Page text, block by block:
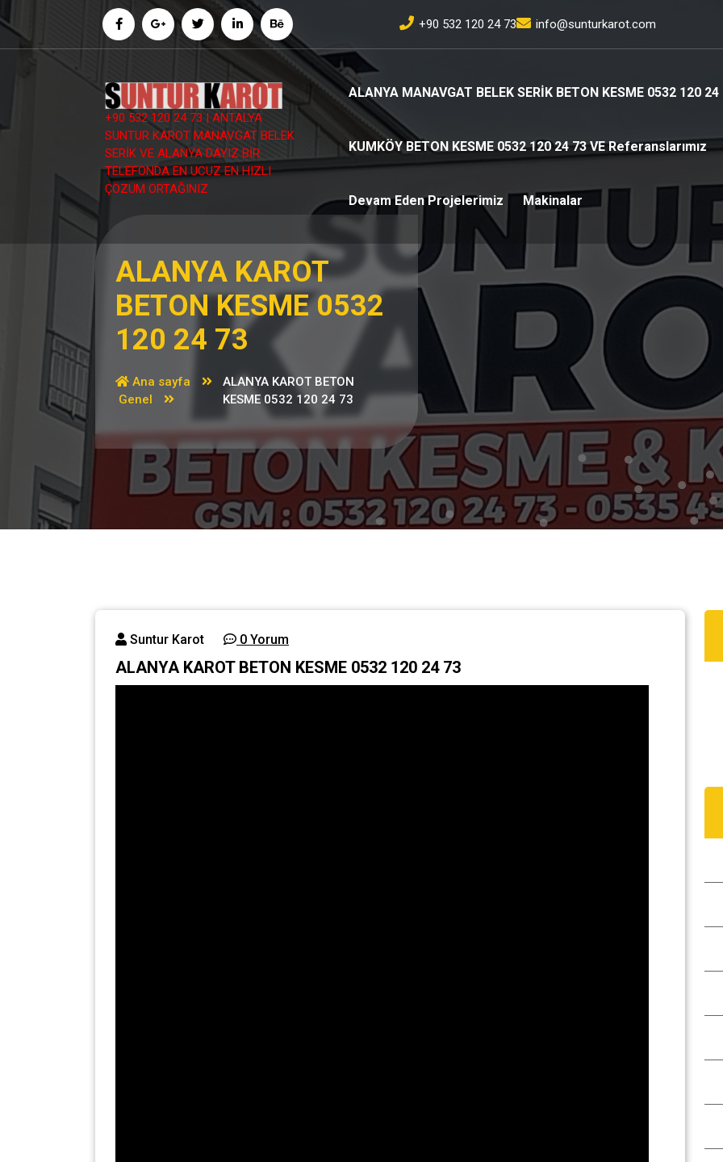
geç
+90 532 120 24 73 info@sunturkarot.com
+90 532 120 24 73 | ANTALYA
SUNTUR KAROT MANAVGAT BELEK
SERİK VE ALANYA DAYIZ BİR
TELEFONDA EN UCUZ EN HIZLI
ÇÖZÜM ORTAĞINIZ
ALANYA MANAVGAT BELEK SERİK BETON KESME 0532 120 24
KUMKÖY BETON KESME 0532 120 24 73 VE Referanslarımız
Devam Eden Projelerimiz Makinalar
ALANYA KAROT
BETON KESME 0532
120 24 73
Ana sayfa
Genel
ALANYA KAROT BETON
KESME 0532 120 24 73
Suntur Karot 0 Yorum
ALANYA KAROT BETON KESME 0532 120 24 73